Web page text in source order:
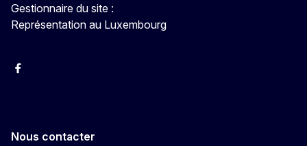
Gestionnaire du site :
Représentation au Luxembourg
Facebook
Nous contacter